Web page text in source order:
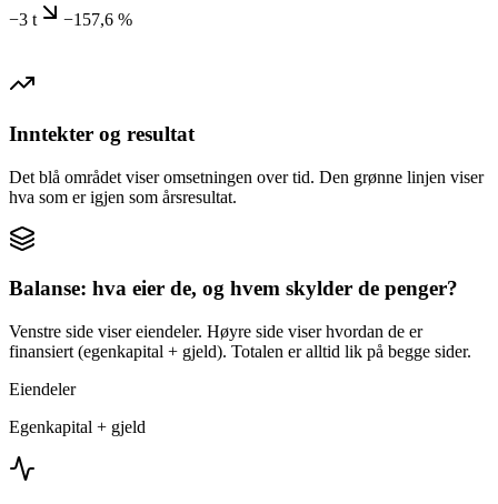
−3 t
−157,6 %
Inntekter og resultat
Det blå området viser omsetningen over tid. Den grønne linjen viser
hva som er igjen som årsresultat.
Balanse: hva eier de, og hvem skylder de penger?
Venstre side viser eiendeler. Høyre side viser hvordan de er
finansiert (egenkapital + gjeld). Totalen er alltid lik på begge sider.
Eiendeler
Egenkapital + gjeld